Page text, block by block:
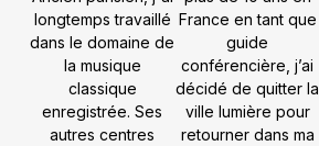
longtemps travaillé
dans le domaine de
la musique
classique
enregistrée. Ses
autres centres
France en tant que
guide
conférencière, j’ai
décidé de quitter la
ville lumière pour
retourner dans ma